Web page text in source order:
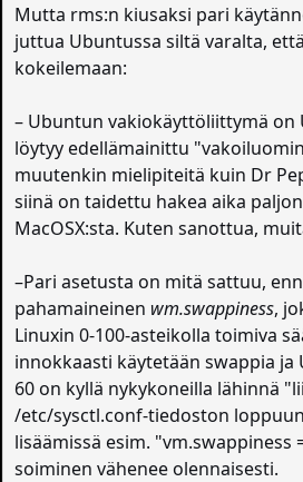
Mutta rms:n kiusaksi pari
juttua Ubuntussa siltä varalta,
kokeilemaan:
– Ubuntun vakiokäyttöliittymä on
löytyy edellämainittu
muutenkin mielipiteitä kuin Dr
siinä on taidettu hakea aika
MacOSX:sta. Kuten sanottua,
–Pari asetusta on mitä sattuu,
pahamaineinen wm.swappiness,
Linuxin 0-100-asteikolla toimiva
innokkaasti käytetään swappia
60 on kyllä nykykoneilla lähinnä
/etc/sysctl.conf-tiedoston
lisäämissä esim. "vm.swappiness
soiminen vähenee olennaisesti.